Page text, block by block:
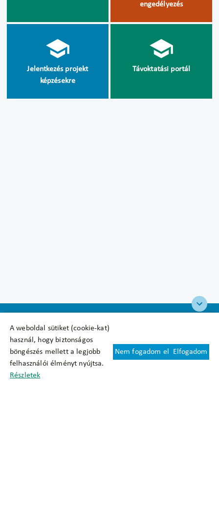
A weboldal sütiket (cookie-kat)
használ, hogy biztonságos
böngészés mellett a legjobb
felhasználói élményt nyújtsa.
Részletek
Nem fogadom el Elfogadom
engedélyezés
Jelentkezés projekt
képzésekre
Távoktatási portál
Felhasználási feltételek